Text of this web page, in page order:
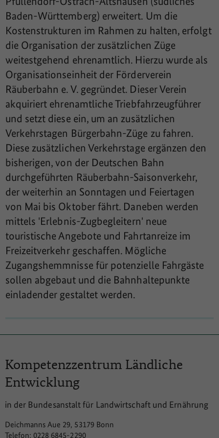
Baden-Württemberg) erweitert. Um die
Kostenstrukturen im Rahmen zu halten, erfolgt
die Organisation der zusätzlichen Züge
weitestgehend ehrenamtlich. Hierzu wurde als
Organisationseinheit der Förderverein
Räuberbahn e. V. gegründet. Dieser Verein
akquiriert ehrenamtliche Triebfahrzeugführer
und setzt diese ein, um an zusätzlichen
Verkehrstagen Bürgerbahn-Züge zu fahren.
Diese zusätzlichen Verkehrstage ergänzen den
bisherigen, von der Deutschen Bahn
durchgeführten Räuberbahn-Saisonverkehr,
der weiterhin an Sonntagen und Feiertagen
von Mai bis Oktober fährt. Daneben werden
mittels 'Erlebnis-Zugbegleitern' neue
touristische Angebote und Fahrtanreize im
Freizeitverkehr geschaffen. Mögliche
Zugangshemmnisse für potenzielle Fahrgäste
sollen abgebaut und die Bahnhaltepunkte
einladender gestaltet werden.
Kompetenzzentrum Ländliche
Entwicklung
in der Bundesanstalt für Landwirtschaft und Ernährung
Deichmanns Aue 29, 53179 Bonn
Telefon: 0228 6845-2290